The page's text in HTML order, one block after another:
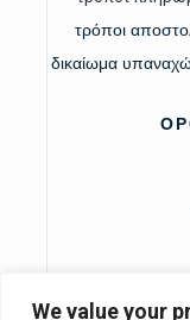
We value your
τρόποι
δικαίωμα